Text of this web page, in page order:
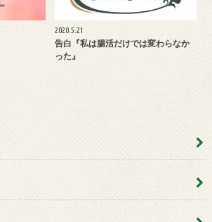
2020.5.21
告白『私は腸活だけでは変わらなか
った』